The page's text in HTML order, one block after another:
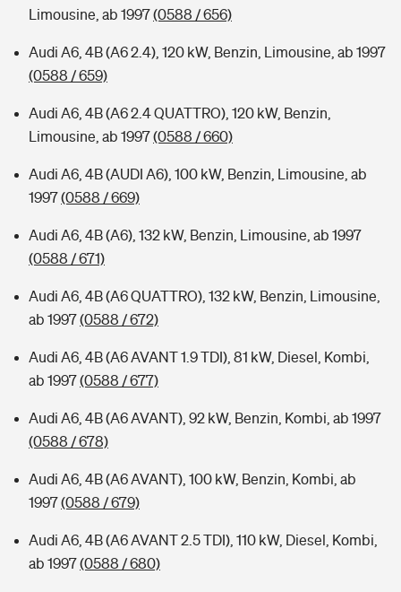
Limousine, ab 1997(0588 / 656)
Audi A6, 4B (A6 2.4), 120 kW, Benzin, Limousine, ab 1997
(0588 / 659)
Audi A6, 4B (A6 2.4 QUATTRO), 120 kW, Benzin,
Limousine, ab 1997(0588 / 660)
Audi A6, 4B (AUDI A6), 100 kW, Benzin, Limousine, ab
1997(0588 / 669)
Audi A6, 4B (A6), 132 kW, Benzin, Limousine, ab 1997
(0588 / 671)
Audi A6, 4B (A6 QUATTRO), 132 kW, Benzin, Limousine,
ab 1997(0588 / 672)
Audi A6, 4B (A6 AVANT 1.9 TDI), 81 kW, Diesel, Kombi,
ab 1997(0588 / 677)
Audi A6, 4B (A6 AVANT), 92 kW, Benzin, Kombi, ab 1997
(0588 / 678)
Audi A6, 4B (A6 AVANT), 100 kW, Benzin, Kombi, ab
1997(0588 / 679)
Audi A6, 4B (A6 AVANT 2.5 TDI), 110 kW, Diesel, Kombi,
ab 1997(0588 / 680)